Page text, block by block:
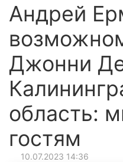
Андрей
Джонни
область:
гостям
10.07.2023 14:36